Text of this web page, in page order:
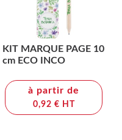
KIT MARQUE PAGE 10
cm ECO INCO
à partir de
0,92 € HT